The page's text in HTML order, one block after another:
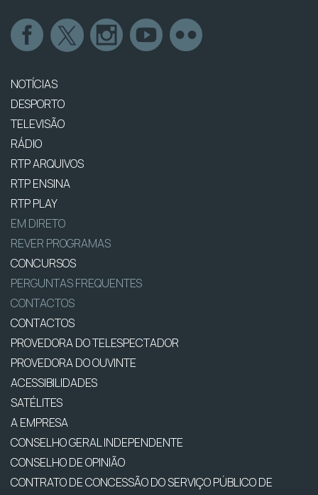
NOTÍCIAS
DESPORTO
TELEVISÃO
RÁDIO
RTP ARQUIVOS
RTP ENSINA
RTP PLAY
EM DIRETO
REVER PROGRAMAS
CONCURSOS
PERGUNTAS FREQUENTES
CONTACTOS
CONTACTOS
PROVEDORA DO TELESPECTADOR
PROVEDORA DO OUVINTE
ACESSIBILIDADES
SATÉLITES
A EMPRESA
CONSELHO GERAL INDEPENDENTE
CONSELHO DE OPINIÃO
CONTRATO DE CONCESSÃO DO SERVIÇO PÚBLICO DE